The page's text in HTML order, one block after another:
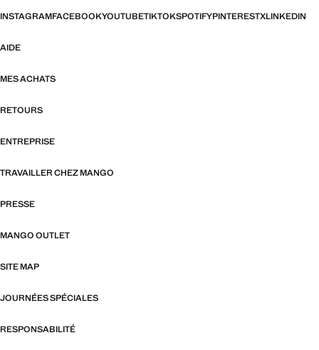
INSTAGRAMFACEBOOKYOUTUBETIKTOKSPOTIFYPINTERESTXLINKEDIN
AIDE
MES ACHATS
RETOURS
ENTREPRISE
TRAVAILLER CHEZ MANGO
PRESSE
MANGO OUTLET
SITE MAP
JOURNÉES SPÉCIALES
RESPONSABILITÉ